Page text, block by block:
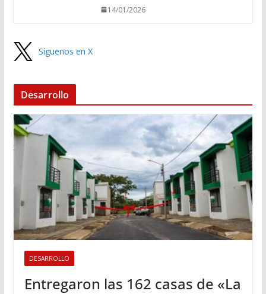
14/01/2026
Síguenos en X
Desarrollo
DESARROLLO
Entregaron las 162 casas de «La